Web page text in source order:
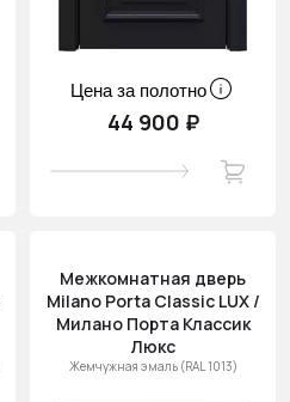
Цена за полотно
44 900 ₽
Межкомнатная дверь
Milano Porta Classic LUX /
Милано Порта Классик
Люкс
Жемчужная эмаль (RAL 1013)